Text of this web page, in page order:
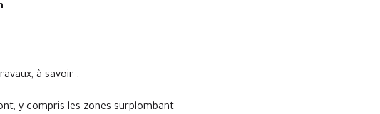
à savoir :
y compris les zones surplombant